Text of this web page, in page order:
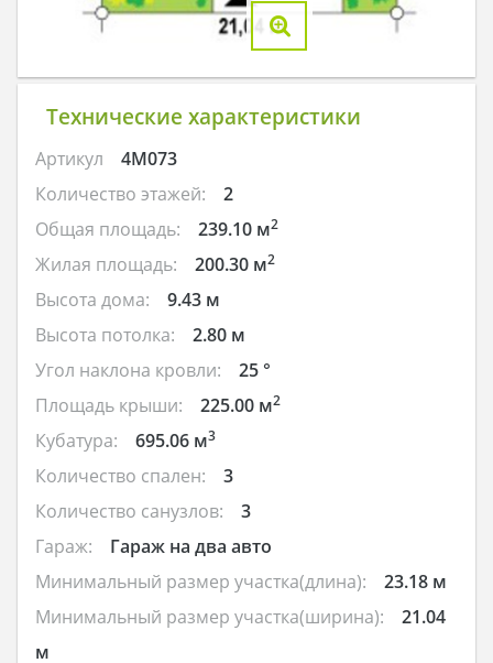
Технические характеристики
Артикул
4M073
Количество этажей:
2
Общая площадь:
239.10 м2
Жилая площадь: 200.30 м2
Высота дома:
9.43 м
Высота потолка:
2.80 м
Угол наклона кровли:
25 °
Площадь крыши:
225.00 м2
Кубатура: 695.06 м3
Количество спален:
3
Количество санузлов:
3
Гараж:
Гараж на два авто
Минимальный размер участка(длина):
23.18 м
Минимальный размер участка(ширина):
21.04
м